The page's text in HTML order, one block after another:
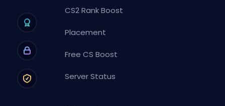
CS2 Rank Boost
Placement
Free CS Boost
Server Status